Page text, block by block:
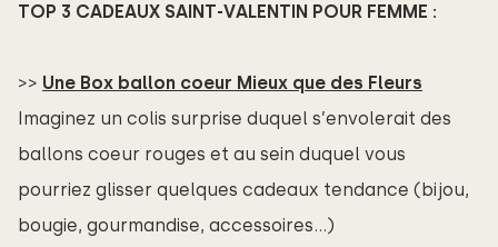
TOP 3 CADEAUX SAINT-VALENTIN POUR FEMME :
>> Une Box ballon coeur Mieux que des Fleurs
Imaginez un colis surprise duquel s’envolerait des
ballons coeur rouges et au sein duquel vous
pourriez glisser quelques cadeaux tendance (bijou,
bougie, gourmandise, accessoires…)